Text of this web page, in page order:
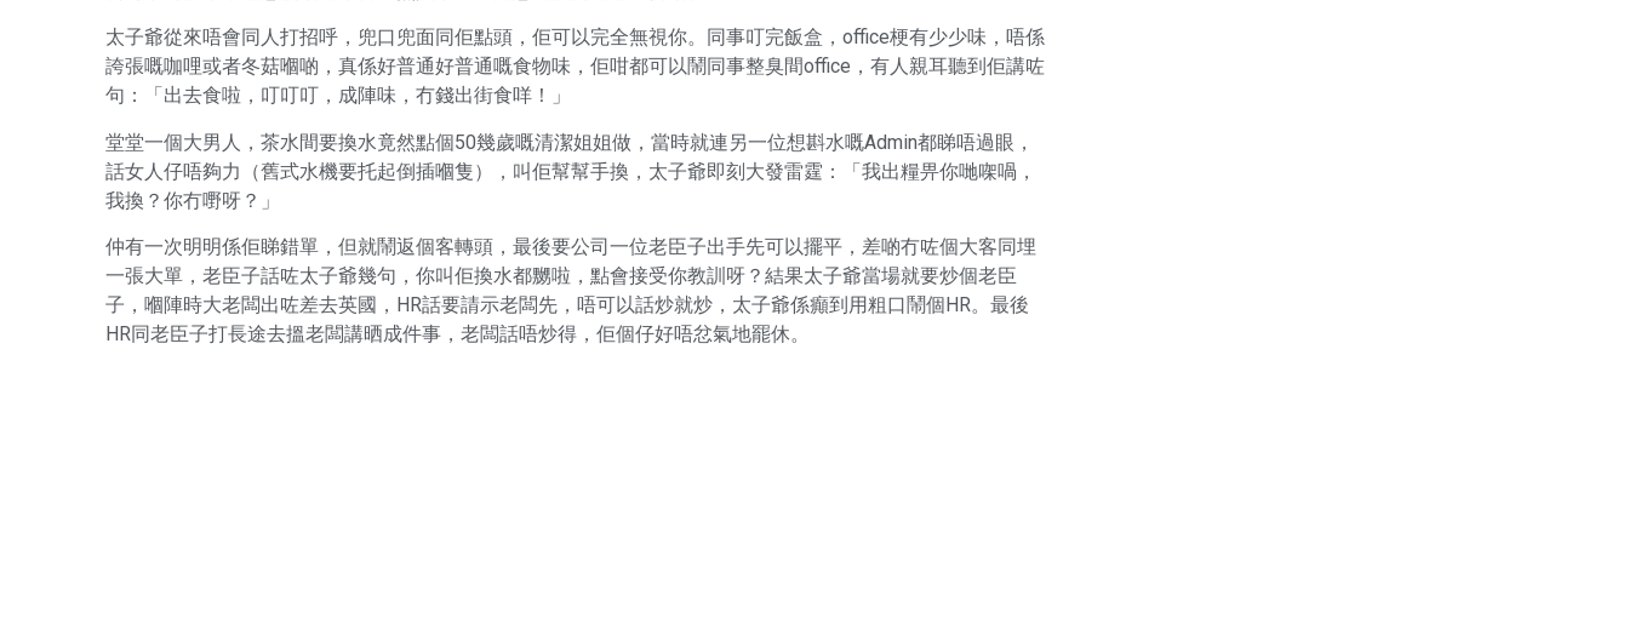
太子爺從來唔會同人打招呼，兜口兜面同佢點頭，佢可以完全無視你。同事叮完飯盒，office梗有少少味，唔係
誇張嘅咖哩或者冬菇嗰啲，真係好普通好普通嘅食物味，佢咁都可以鬧同事整臭間office，有人親耳聽到佢講咗
句：「出去食啦，叮叮叮，成陣味，冇錢出街食咩！」
堂堂一個大男人，茶水間要換水竟然點個50幾歲嘅清潔姐姐做，當時就連另一位想斟水嘅Admin都睇唔過眼，
話女人仔唔夠力（舊式水機要托起倒插嗰隻），叫佢幫幫手換，太子爺即刻大發雷霆：「我出糧畀你哋㗎喎，
我換？你冇嘢呀？」
仲有一次明明係佢睇錯單，但就鬧返個客轉頭，最後要公司一位老臣子出手先可以擺平，差啲冇咗個大客同埋
一張大單，老臣子話咗太子爺幾句，你叫佢換水都嬲啦，點會接受你教訓呀？結果太子爺當場就要炒個老臣
子，嗰陣時大老闆出咗差去英國，HR話要請示老闆先，唔可以話炒就炒，太子爺係癲到用粗口鬧個HR。最後
HR同老臣子打長途去搵老闆講晒成件事，老闆話唔炒得，佢個仔好唔忿氣地罷休。